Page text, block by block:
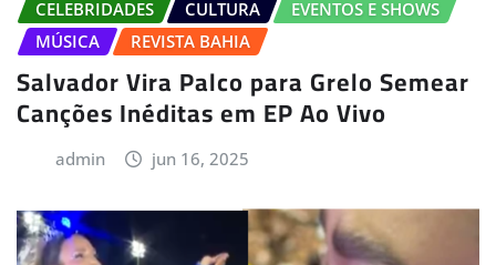
CELEBRIDADES CULTURA
EVENTOS E SHOWS
MÚSICA
REVISTA BAHIA
Salvador Vira Palco para Grelo Semear
Canções Inéditas em EP Ao Vivo
admin jun 16, 2025